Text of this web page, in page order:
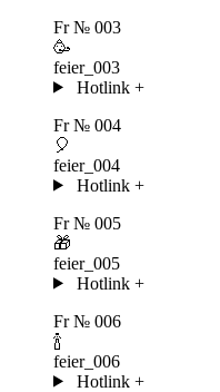
Fr № 003
🥳
feier_003
Hotlink +
Fr № 004
🎈
feier_004
Hotlink +
Fr № 005
🎁
feier_005
Hotlink +
Fr № 006
🍾
feier_006
Hotlink +